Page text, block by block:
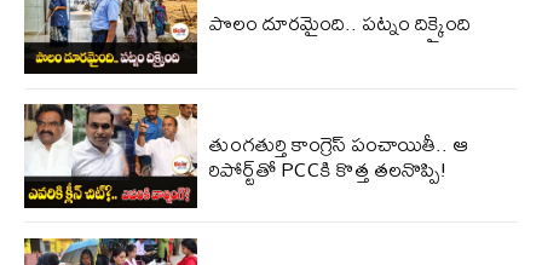
పొలం దూరమైంది.. పట్నం దిక్కైంది
తుంగతుర్తి కాంగ్రెస్‌ పంచాయితీ.. ఆ
రిపోర్ట్‌తో PCCకి కొత్త తలనొప్పి!